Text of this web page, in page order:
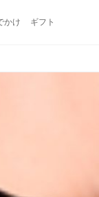
かけ ギフト